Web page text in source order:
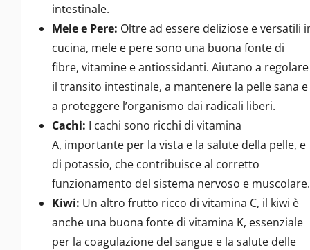
intestinale.
Mele e Pere: Oltre ad essere deliziose e versatili
cucina, mele e pere sono una buona fonte di
fibre, vitamine e antiossidanti. Aiutano a regolare
il transito intestinale, a mantenere la pelle sana e
a proteggere l’organismo dai radicali liberi.
Cachi: I cachi sono ricchi di vitamina
A, importante per la vista e la salute della pelle, e
di potassio, che contribuisce al corretto
funzionamento del sistema nervoso e muscolare.
Kiwi: Un altro frutto ricco di vitamina C, il kiwi è
anche una buona fonte di vitamina K, essenziale
per la coagulazione del sangue e la salute delle